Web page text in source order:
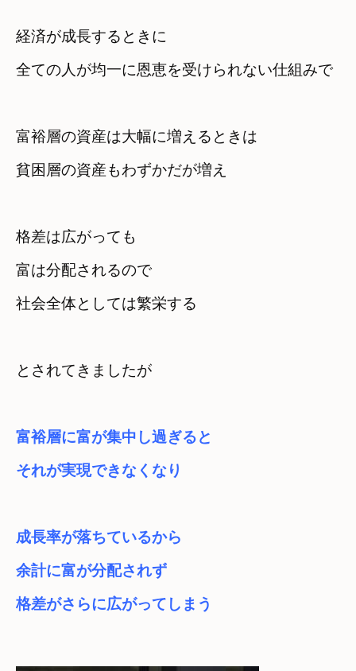
経済が成長するときに
全ての人が均一に恩恵を受けられない仕組みで
富裕層の資産は大幅に増えるときは
格差は広がっても
富は分配されるので
社会全体としては繁栄する
とされてきましたが
富裕層に富が集中し過ぎると
それが実現できなくなり
成長率が落ちているから
余計に富が分配されず
格差がさらに広がってしまう